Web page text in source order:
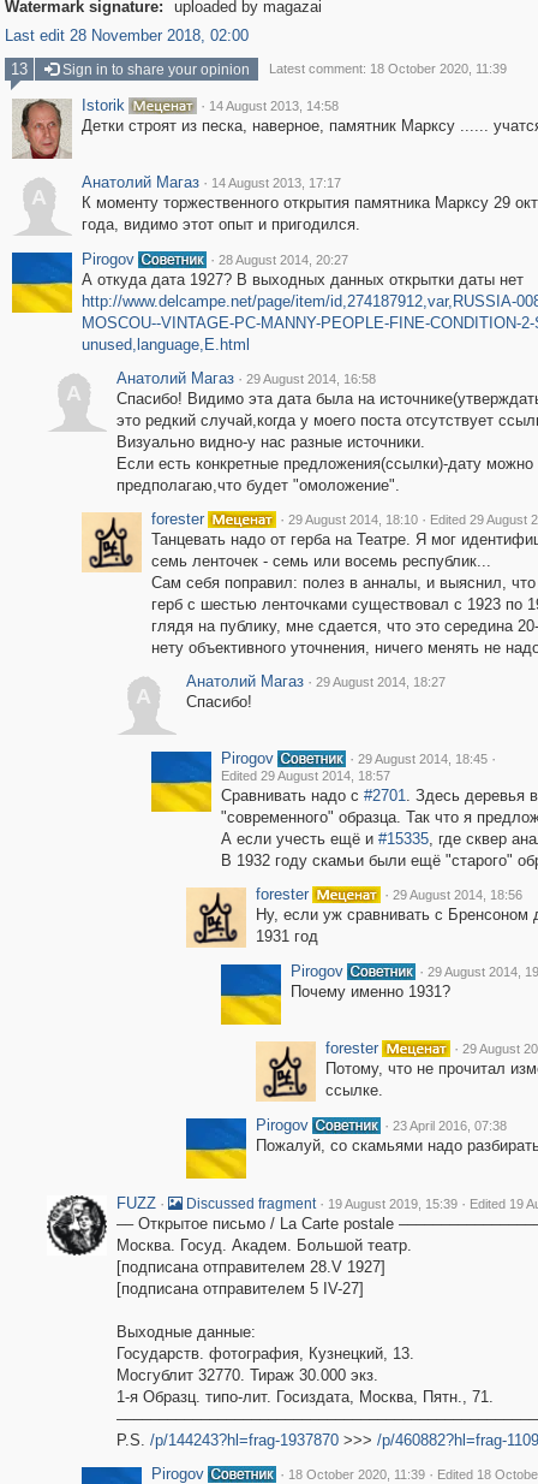
Watermark signature:
uploaded by magazai
Last edit 28 November 2018, 02:00
13
Sign in to share your opinion Latest comment: 18 October 2020, 11:39
Istorik · 14 August 2013, 14:58
Детки строят из песка, наверное, памятник Марксу ......
А
Анатолий Магаз · 14 August 2013, 17:17
К моменту торжественного открытия памятника Марксу 29
года, видимо этот опыт и пригодился.
Pirogov
· 28 August 2014, 20:27
А откуда дата 1927? В выходных данных открытки даты нет
http://www.delcampe.net/page/item/id,274187912,var,RUSSIA-
MOSCOU--VINTAGE-PC-MANNY-PEOPLE-FINE-CONDITION-
unused,language,E.html
А
Анатолий Магаз · 29 August 2014, 16:58
Спасибо! Видимо эта дата была на
это редкий случай,когда у моего поста отсутствует
Визуально видно-у нас разные источники.
Если есть конкретные предложения(ссылки)-дату можно
предполагаю,что будет "омоложение".
forester
· 29 August 2014, 18:10 · Edited 29 August
Танцевать надо от герба на Театре. Я мог
семь ленточек - семь или восемь республик...
Сам себя поправил: полез в анналы, и выяснил, что
герб с шестью ленточками существовал с 1923 по
глядя на публику, мне сдается, что это середина
нету объективного уточнения, ничего менять не
А
Анатолий Магаз · 29 August 2014, 18:27
Спасибо!
Pirogov · 29 August 2014, 18:45 ·
Edited 29 August 2014, 18:57
Сравнивать надо с #2701. Здесь деревья
"современного" образца. Так что я
А если учесть ещё и #15335, где сквер
В 1932 году скамьи были ещё "старого"
forester
· 29 August 2014, 18:56
Ну, если уж сравнивать с
1931 год
Pirogov
· 29 August 2014,
Почему именно 1931?
forester · 29 August
Потому, что не прочитал
ссылке.
Pirogov
· 23 April 2016, 07:38
Пожалуй, со скамьями надо
FUZZ · Discussed fragment · 19 August 2019, 15:39 · Edited 19
–– Открытое письмо / La Carte postale
Москва. Госуд. Академ. Большой театр.
[подписана отправителем 28.V 1927]
[подписана отправителем 5 IV-27]
Выходные данные:
Государств. фотография, Кузнецкий, 13.
Мосгублит 32770. Тираж 30.000 экз.
1-я Образц. типо-лит. Госиздата, Москва, Пятн., 71.
P.S. /p/144243?hl=frag-1937870>>> /p/460882?hl=frag-
Pirogov
· 18 October 2020, 11:39 · Edited 18